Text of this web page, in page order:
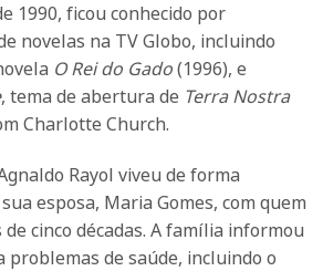
1990, ficou conhecido por
novelas na TV Globo, incluindo
O Rei do Gado(1996), e
, tema de abertura de Terra Nostra
Charlotte Church.
Rayol viveu de forma
esposa, Maria Gomes, com quem
cinco décadas. A família informou
de saúde, incluindo o